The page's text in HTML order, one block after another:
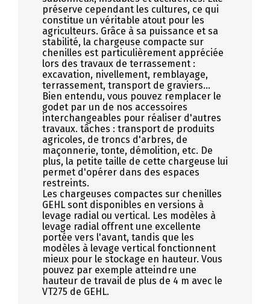
préserve cependant les cultures, ce qui
constitue un véritable atout pour les
agriculteurs. Grâce à sa puissance et sa
stabilité, la chargeuse compacte sur
chenilles est particulièrement appréciée
lors des travaux de terrassement :
excavation, nivellement, remblayage,
terrassement, transport de graviers...
Bien entendu, vous pouvez remplacer le
godet par un de nos accessoires
interchangeables pour réaliser d'autres
travaux. tâches : transport de produits
agricoles, de troncs d'arbres, de
maçonnerie, tonte, démolition, etc. De
plus, la petite taille de cette chargeuse lui
permet d'opérer dans des espaces
restreints.
Les chargeuses compactes sur chenilles
GEHL sont disponibles en versions à
levage radial ou vertical. Les modèles à
levage radial offrent une excellente
portée vers l'avant, tandis que les
modèles à levage vertical fonctionnent
mieux pour le stockage en hauteur. Vous
pouvez par exemple atteindre une
hauteur de travail de plus de 4 m avec le
VT275 de GEHL.